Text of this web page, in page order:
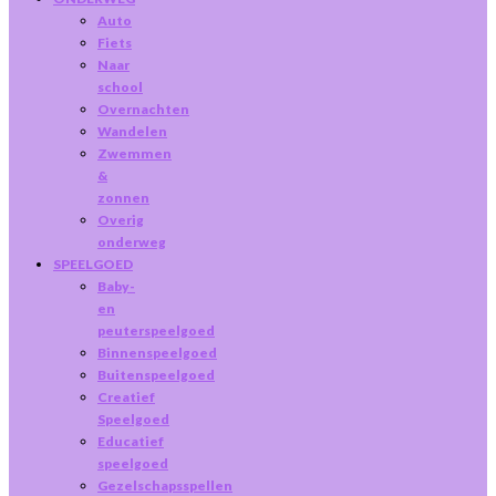
Auto
Fiets
Naar
school
Overnachten
Wandelen
Zwemmen
&
zonnen
Overig
onderweg
SPEELGOED
Baby-
en
peuterspeelgoed
Binnenspeelgoed
Buitenspeelgoed
Creatief
Speelgoed
Educatief
speelgoed
Gezelschapsspellen